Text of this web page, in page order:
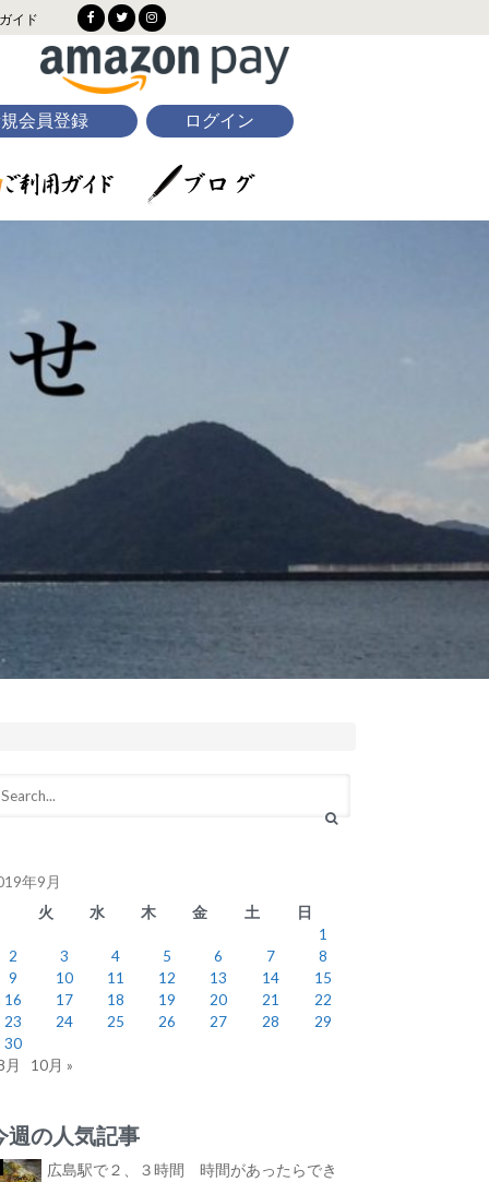
イド
会員登録 ログイン
年9月
火 水 木 金 土
日
1
2
3 4 5 6 7
8
9
10 11 12 13 14
15
16
17 18 19 20 21
22
23
24 25 26 27 28
29
30
月
10月 »
週の人気記事
広島駅で２、３時間 時間があったらでき